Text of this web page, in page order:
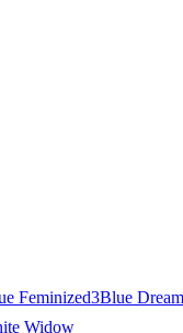
Feminized3Blue Dream
Widow